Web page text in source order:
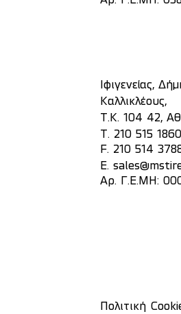
Ιφιγενείας,
Καλλικλέους,
Τ.Κ. 104 42,
T. 210 515 1860
F. 210 514
E.
Αρ. Γ.Ε.ΜΗ:
Πολιτική